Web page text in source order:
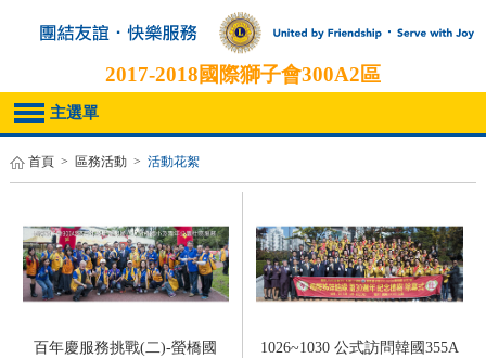
2017-2018國際獅子會300A2區
主選單
首頁 > 區務活動 > 活動花絮
百年慶服務挑戰(二)-螢橋國
1026~1030 公式訪問韓國355A